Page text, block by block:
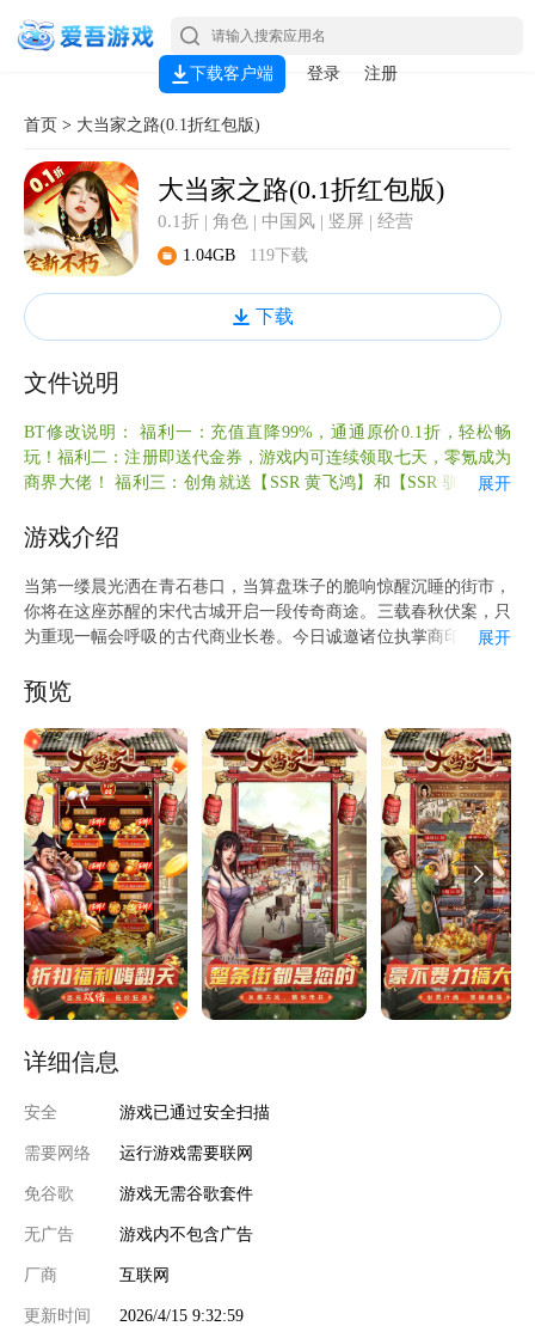
下载客户端 登录 注册
首页 > 大当家之路(0.1折红包版)
大当家之路(0.1折红包版)
0.1折 | 角色 | 中国风 | 竖屏 | 经营
1.04GB 119下载
下载
文件说明
BT修改说明： 福利一：充值直降99%，通通原价0.1折，轻松畅
玩！​ 福利二：注册即送代金券，游戏内可连续领取七天，零氪成为
商界大佬！ 福利三：创角就送【SSR 黄飞鸿】和【SSR 驯鹿】，
取，超高资质，助您一路乘风破浪！ 福利五：每日超值特惠，7折
包，内含稀有灵宠和海量资源，不花一分钱，照样玩转商业帝国！
福利七：30+玩法轮番狂欢，天天有惊喜，周周有活动，让你玩到
过瘾！ 福利八：天降红包好礼，完成游戏内指定任务即可获取红
反馈问题请在爱吾悬浮窗点击“在线客服” ★关注爱吾微信公众号：
aiwuyouxi了解更多游戏资讯
展开
游戏介绍
当第一缕晨光洒在青石巷口，当算盘珠子的脆响惊醒沉睡的街市，
你将在这座苏醒的宋代古城开启一段传奇商途。三载春秋伏案，只
为重现一幅会呼吸的古代商业长卷。今日诚邀诸位执掌商印，共绘
展开
预览
详细信息
安全 游戏已通过安全扫描
需要网络 运行游戏需要联网
免谷歌 游戏无需谷歌套件
无广告 游戏内不包含广告
厂商 互联网
更新时间 2026/4/15 9:32:59